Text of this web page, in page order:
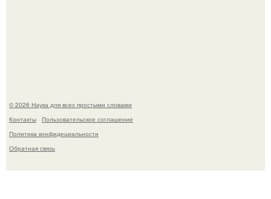
© 2026 Наука для всех простыми словами
Контакты
Пользовательское соглашение
Политика конфидециальности
Обратная связь